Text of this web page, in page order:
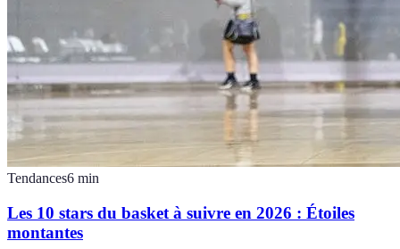
Tendances6 min
Les 10 stars du basket à suivre en 2026 : Étoiles
montantes